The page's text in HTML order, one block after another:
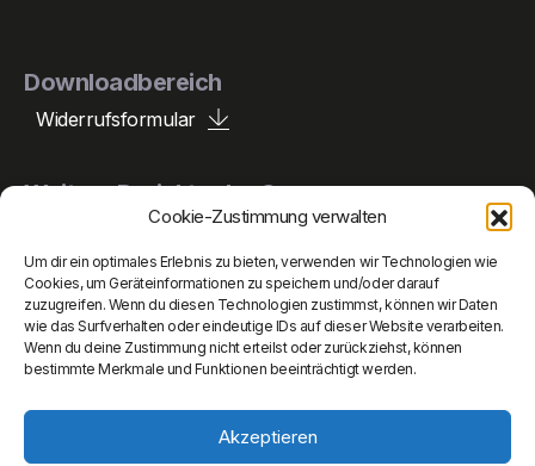
Cookie-Zustimmung verwalten
Um dir ein optimales Erlebnis zu bieten, verwenden wir Technologien wie
Cookies, um Geräteinformationen zu speichern und/oder darauf
zuzugreifen. Wenn du diesen Technologien zustimmst, können wir Daten
wie das Surfverhalten oder eindeutige IDs auf dieser Website verarbeiten.
Wenn du deine Zustimmung nicht erteilst oder zurückziehst, können
bestimmte Merkmale und Funktionen beeinträchtigt werden.
Akzeptieren
Downloadbereich
Widerrufsformular
Weitere Projekte der Gruppe
Peperle Holding
Peperle Auto